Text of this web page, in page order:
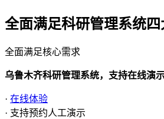
全面满足科研管理系统四
全面满足核心需求
乌鲁木齐科研管理系统，支持在线演
· 在线体验
· 支持预约人工演示